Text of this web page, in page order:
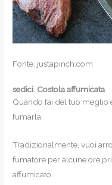
Fonte: justapinch.com
sedici. Costola affumicata
Quando fai del tuo meglio
fumarla.
Tradizionalmente, vuoi
fumatore per alcune ore
affumicato.